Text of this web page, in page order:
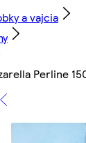
a vajcia
Perline